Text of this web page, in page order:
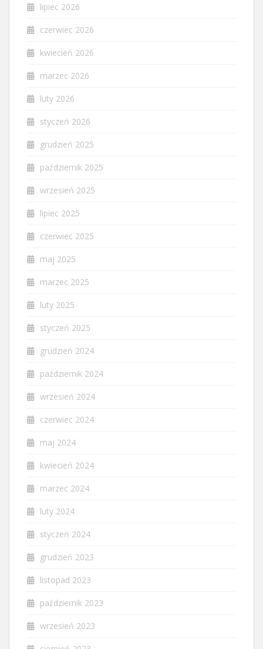
lipiec 2026
czerwiec 2026
kwiecień 2026
marzec 2026
luty 2026
styczeń 2026
grudzień 2025
październik 2025
wrzesień 2025
lipiec 2025
czerwiec 2025
maj 2025
marzec 2025
luty 2025
styczeń 2025
grudzień 2024
październik 2024
wrzesień 2024
czerwiec 2024
maj 2024
kwiecień 2024
marzec 2024
luty 2024
styczeń 2024
grudzień 2023
listopad 2023
październik 2023
wrzesień 2023